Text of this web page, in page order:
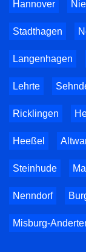
Hannover
Stadthagen
Langenhagen
Lehrte
Ricklingen
Heeßel
Steinhude
Nenndorf
Misburg-